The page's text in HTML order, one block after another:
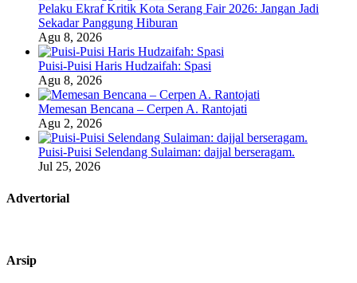
Pelaku Ekraf Kritik Kota Serang Fair 2026: Jangan Jadi
Sekadar Panggung Hiburan
Agu 8, 2026
Puisi-Puisi Haris Hudzaifah: Spasi
Agu 8, 2026
Memesan Bencana – Cerpen A. Rantojati
Agu 2, 2026
Puisi-Puisi Selendang Sulaiman: dajjal berseragam.
Jul 25, 2026
Advertorial
Arsip